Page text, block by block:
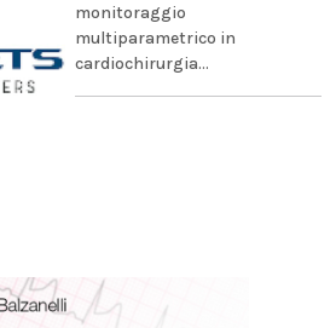
monitoraggio
multiparametrico in
cardiochirurgia...